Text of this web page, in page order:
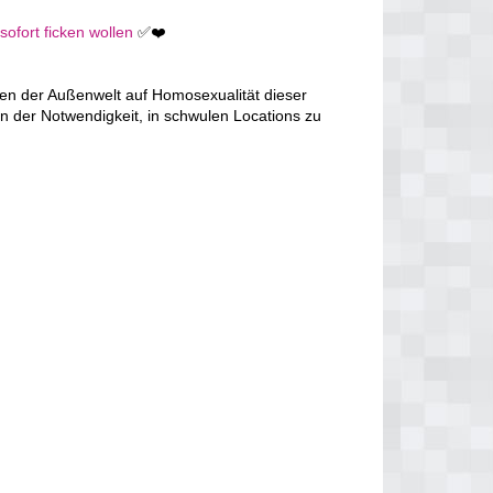
ficken wollen ✅❤️
der Außenwelt auf Homosexualität dieser
der Notwendigkeit, in schwulen Locations zu